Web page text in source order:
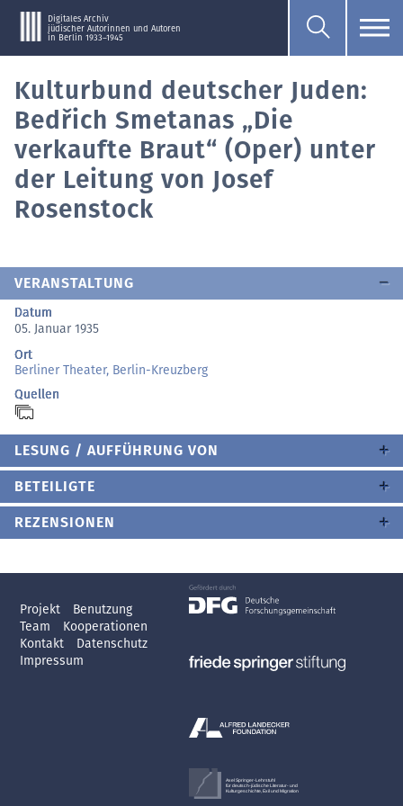
Digitales Archiv
jüdischer Autorinnen und Autoren
in Berlin 1933–1945
Kulturbund deutscher Juden:
Bedřich Smetanas „Die
verkaufte Braut“ (Oper) unter
der Leitung von Josef
Rosenstock
VERANSTALTUNG
Datum
05. Januar 1935
Ort
Berliner Theater, Berlin-Kreuzberg
Quellen
LESUNG / AUFFÜHRUNG VON
BETEILIGTE
REZENSIONEN
Projekt
Benutzung
Team
Kooperationen
Kontakt
Datenschutz
Impressum
Axel Springer-Lehrstuhl
für deutsch-jüdische Literatur- und
Kulturgeschichte, Exil und Migration